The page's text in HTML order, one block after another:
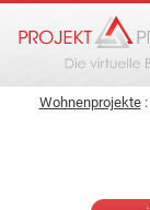
Wohnenprojekte: